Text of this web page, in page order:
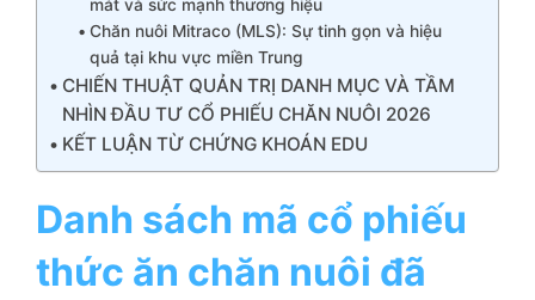
mát và sức mạnh thương hiệu
Chăn nuôi Mitraco (MLS): Sự tinh gọn và hiệu
quả tại khu vực miền Trung
CHIẾN THUẬT QUẢN TRỊ DANH MỤC VÀ TẦM
NHÌN ĐẦU TƯ CỔ PHIẾU CHĂN NUÔI 2026
KẾT LUẬN TỪ CHỨNG KHOÁN EDU
Danh sách mã cổ phiếu
thức ăn chăn nuôi đã